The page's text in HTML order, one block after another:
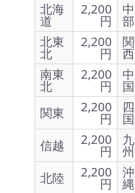
北海
道
2,200
円
中
部
北東
北
2,200
円
関
西
南東
北
2,200
円
中
国
関東
2,200
円
四
国
信越
2,200
円
九
州
北陸
2,200
円
沖
縄